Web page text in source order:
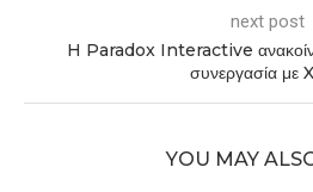
next post
H Paradox Interactive
συνεργασία με
YOU MAY